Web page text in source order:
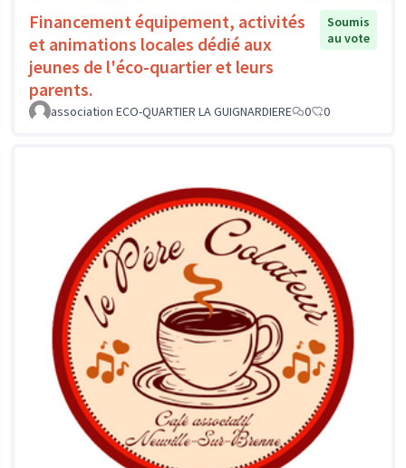
Financement équipement, activités
et animations locales dédié aux
jeunes de l'éco-quartier et leurs
parents.
Soumis
au vote
association ECO-QUARTIER LA GUIGNARDIERE 0 0